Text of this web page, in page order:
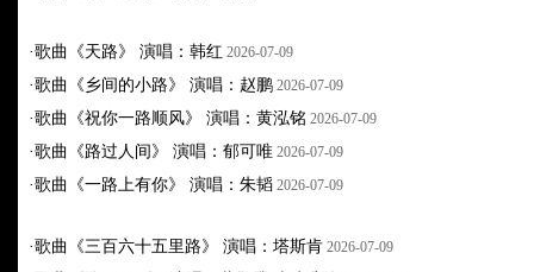
·歌曲《天路》 演唱：韩红 2026-07-09
·歌曲《乡间的小路》 演唱：赵鹏 2026-07-09
·歌曲《祝你一路顺风》 演唱：黄泓铭 2026-07-09
·歌曲《路过人间》 演唱：郁可唯 2026-07-09
·歌曲《一路上有你》 演唱：朱韬 2026-07-09
·歌曲《三百六十五里路》 演唱：塔斯肯 2026-07-09